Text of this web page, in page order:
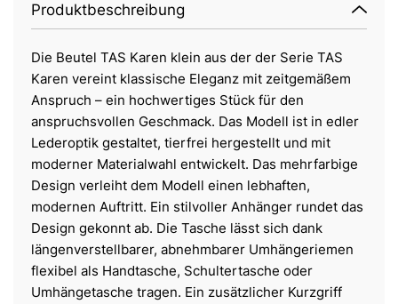
Produktbeschreibung
Die Beutel TAS Karen klein aus der der Serie TAS
Karen vereint klassische Eleganz mit zeitgemäßem
Anspruch – ein hochwertiges Stück für den
anspruchsvollen Geschmack. Das Modell ist in edler
Lederoptik gestaltet, tierfrei hergestellt und mit
moderner Materialwahl entwickelt. Das mehrfarbige
Design verleiht dem Modell einen lebhaften,
modernen Auftritt. Ein stilvoller Anhänger rundet das
Design gekonnt ab. Die Tasche lässt sich dank
längenverstellbarer, abnehmbarer Umhängeriemen
flexibel als Handtasche, Schultertasche oder
Umhängetasche tragen. Ein zusätzlicher Kurzgriff